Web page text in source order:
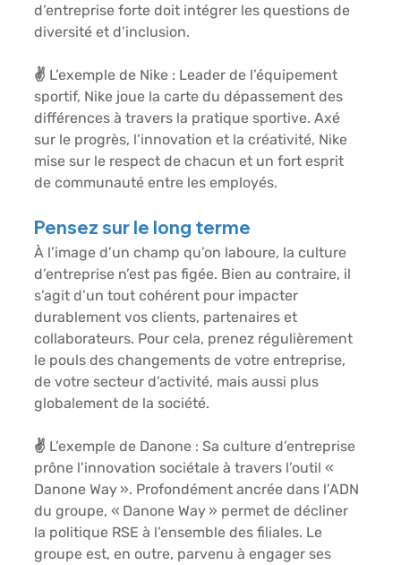
d’entreprise forte doit intégrer les questions de
diversité et d’inclusion.
✌️ L’exemple de Nike : Leader de l’équipement
sportif, Nike joue la carte du dépassement des
différences à travers la pratique sportive. Axé
sur le progrès, l’innovation et la créativité, Nike
mise sur le respect de chacun et un fort esprit
de communauté entre les employés.
Pensez sur le long terme
À l’image d’un champ qu’on laboure, la culture
d’entreprise n’est pas figée. Bien au contraire, il
s’agit d’un tout cohérent pour impacter
durablement vos clients, partenaires et
collaborateurs. Pour cela, prenez régulièrement
le pouls des changements de votre entreprise,
de votre secteur d’activité, mais aussi plus
globalement de la société.
✌️ L’exemple de Danone : Sa culture d’entreprise
prône l’innovation sociétale à travers l’outil «
Danone Way ». Profondément ancrée dans l’ADN
du groupe, « Danone Way » permet de décliner
la politique RSE à l’ensemble des filiales. Le
groupe est, en outre, parvenu à engager ses